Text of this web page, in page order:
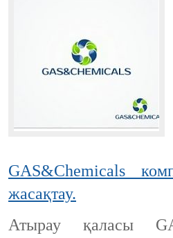
GAS&Chemicals
жасақтау.
Атырау қаласы